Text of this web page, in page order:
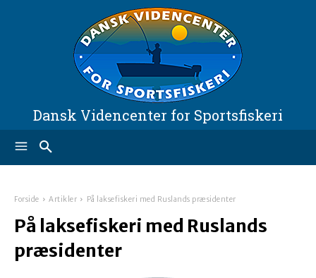
Dansk Videncenter for Sportsfiskeri
Forside Artikler På laksefiskeri med Ruslands præsidenter
På laksefiskeri med Ruslands
præsidenter